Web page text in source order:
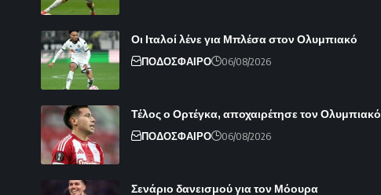
Οι Ιταλοί λένε για Μπλέσα στον Ολυμπιακό
ΠΟΔΟΣΦΑΙΡΟ 06/08/2026
Τέλος ο Ορτέγκα, αποχαιρέτησε τον Ολυμπιακό
ΠΟΔΟΣΦΑΙΡΟ 06/08/2026
Σενάριο δανεισμού για τον Μόουρα